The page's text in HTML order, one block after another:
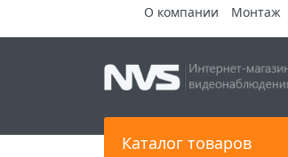
О компании Монтаж
Каталог товаров